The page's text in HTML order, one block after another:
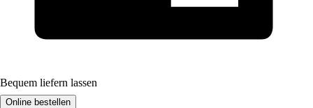
Bequem liefern lassen
Online bestellen